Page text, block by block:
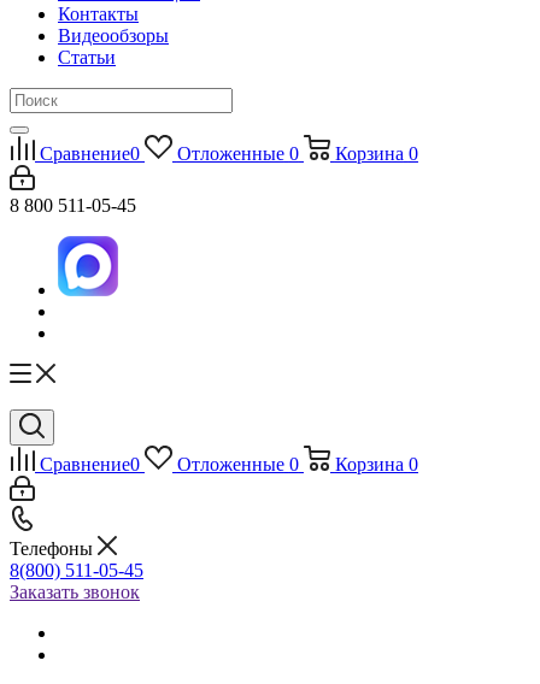
Контакты
Видеообзоры
Статьи
Сравнение0 Отложенные 0 Корзина 0
8 800 511-05-45
Сравнение0 Отложенные 0 Корзина 0
Телефоны
8(800) 511-05-45
Заказать звонок